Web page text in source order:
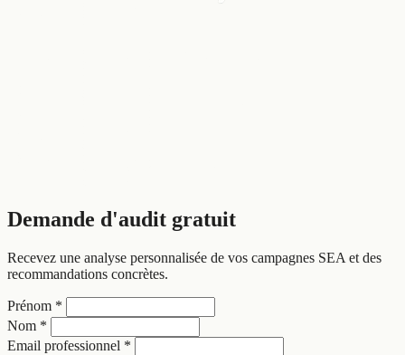
Demande d'audit gratuit
Recevez une analyse personnalisée de vos campagnes SEA et des
recommandations concrètes.
Prénom *
Nom *
Email professionnel *